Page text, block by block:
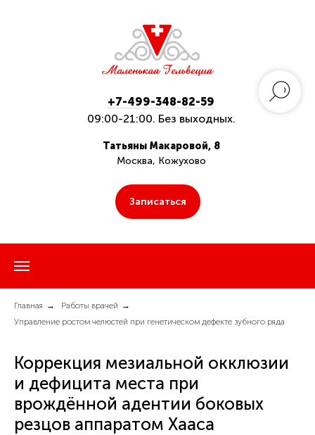
+7-499-348-82-59
09:00-21:00. Без выходных.
Татьяны Макаровой, 8
Москва, Кожухово
Записаться
Главная → Работы врачей →
Управление ростом челюстей при генетическом дефекте зубного ряда
Коррекция мезиальной окклюзии
и дефицита места при
врождённой адентии боковых
резцов аппаратом Хааса